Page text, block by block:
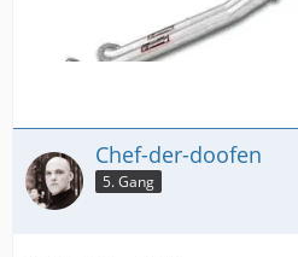
Chef-der-doofen
5. Gang